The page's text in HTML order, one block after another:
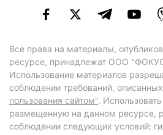
Все права на материалы,
ресурсе, принадлежат ООО
Использование материалов
соблюдении требований,
пользования сайтом".
размещенную на данном ресурсе,
соблюдении следующих условий: